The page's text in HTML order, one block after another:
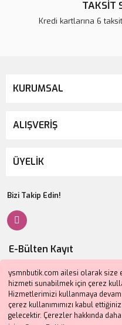
ysmnbutik.com ailesi olarak size
hizmeti sunabilmek için çerez
Hizmetlerimizi kullanmaya
çerez kullanımımızı kabul
gelecektir. Çerezler hakkında
TAKSİT
Kredi kartlarına 6
KURUMSAL
ALIŞVERİŞ
ÜYELİK
Bizi Takip Edin!
E-Bülten Kayıt